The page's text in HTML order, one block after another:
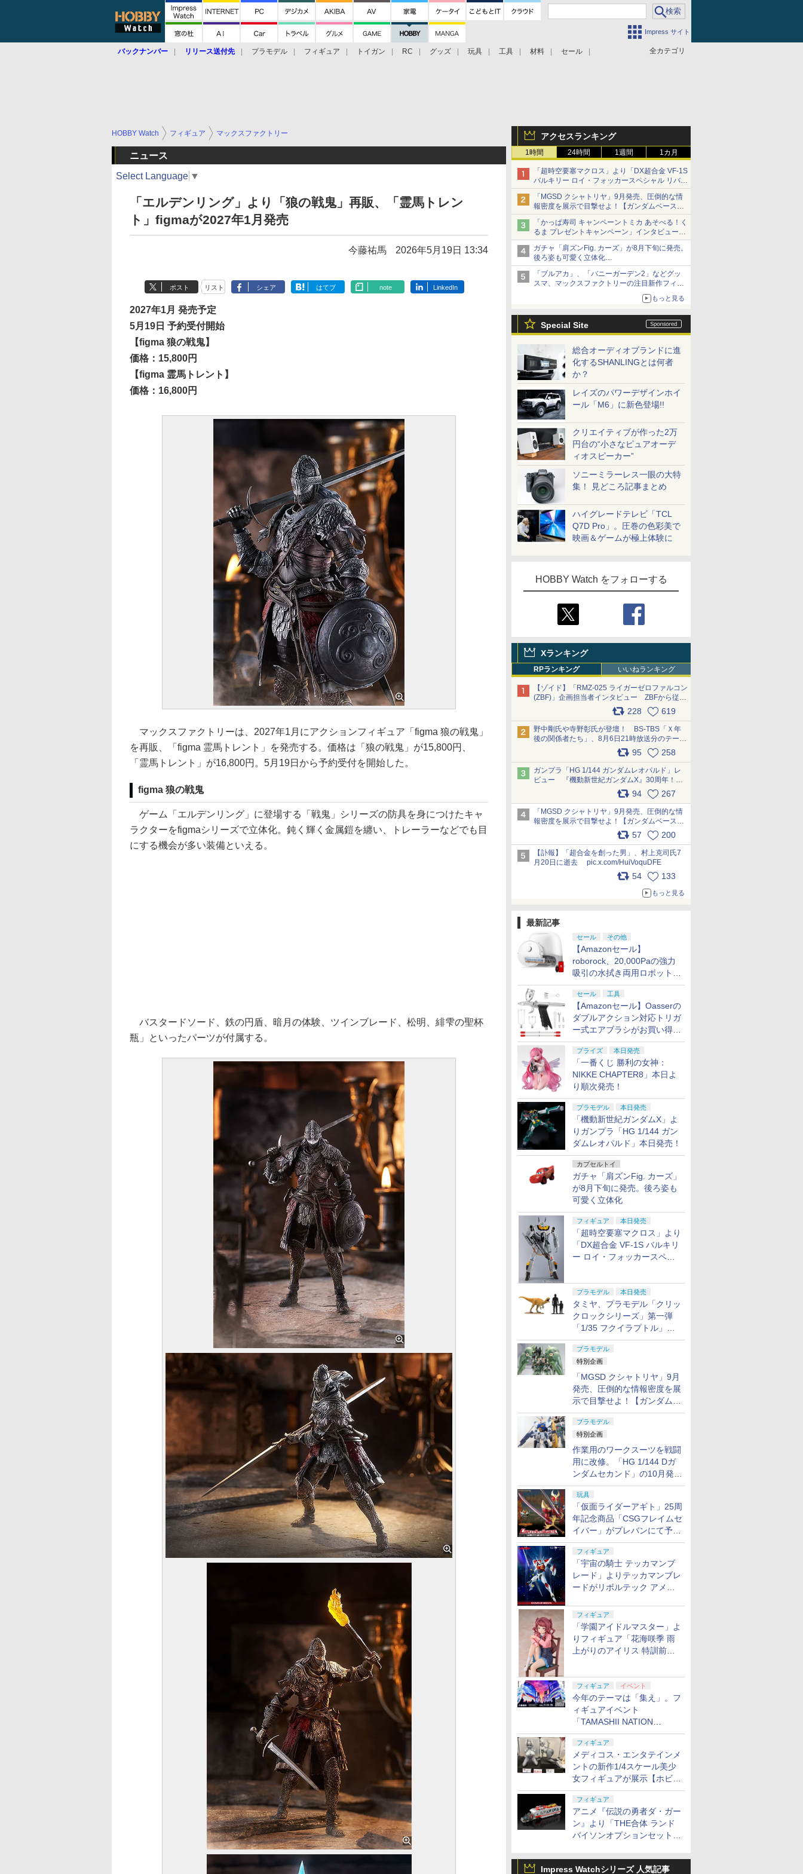
Impress サイト
全カテゴリ
バックナンバー リリース送付先 プラモデル フィギュア トイガン RC グッズ 玩具 工具 材料 セール
アクセスランキング
1時間 24時間 1週間 1カ月
「超時空要塞マクロス」より「DX超合金 VF-1S
バルキリー ロイ・フォッカースペシャル リバイ
バルVer.」本日発売！
「MGSD クシャトリヤ」9月発売、圧倒的な情
報密度を展示で目撃せよ！【ガンダムベース撮
り下ろし】
「かっぱ寿司 キャンペーントミカ あそべる！く
るま プレゼントキャンペーン」インタビュー
子どもが楽しめるかっぱ寿司ならではの体験と
コラボの楽しさを追求
ガチャ「肩ズンFig. カーズ」が8月下旬に発売。
後ろ姿も可愛く立体化
ライトニング・マックィーンやメーターなど4
種がラインナップ
「ブルアカ」、「バニーガーデン2」などグッ
スマ、マックスファクトリーの注目新作フィギ
ュアが展示【ホビーメーカー合同展示会】
もっと見る
Special Site
総合オーディオブランドに進
化するSHANLINGとは何者
か？
レイズのパワーデザインホイ
ール「M6」に新色登場!!
クリエイティブが作った2万
円台の“小さなピュアオーデ
ィオスピーカー”
ソニーミラーレス一眼の大特
集！ 見どころ記事まとめ
ハイグレードテレビ「TCL
Q7D Pro」。圧巻の色彩美で
映画＆ゲームが極上体験に
HOBBY Watch をフォローする
Xランキング
RPランキング いいねランキング
【ゾイド】「RMZ-025 ライガーゼロファルコン
(ZBF)」企画担当者インタビュー ZBFから従来
デザインまで再現可能なボリューム満点のキッ
ト pic.x.com/6zOqQAQKkX
228 619
野中剛氏や寺野彰氏が登壇！ BS-TBS「Ｘ年
後の関係者たち」、8月6日21時放送分のテーマ
は「超合金」！ pic.x.com/uWyt1uyuFm
95 258
ガンプラ「HG 1/144 ガンダムレオパルド」レ
ビュー 『機動新世紀ガンダムX』30周年！イ
ンナーアームガトリングの変形機構まで再現し
最新フォーマットでキット化！
pic.x.com/nszPIDTpbg
94 267
「MGSD クシャトリヤ」9月発売、圧倒的な情
報密度を展示で目撃せよ！【ガンダムベース撮
り下ろし】 pic.x.com/3rPjsfk7qZ
57 200
【訃報】「超合金を創った男」、村上克司氏7
月20日に逝去 pic.x.com/HuiVoquDFE
54 133
もっと見る
最新記事
セール その他
【Amazonセール】
roborock、20,000Paの強力
吸引の水拭き両用ロボット掃
除機「Qrevo Curv 2 Flow」
がお買い得！
セール 工具
【Amazonセール】Oasserの
ダブルアクション対応トリガ
ー式エアブラシがお買い得価
格で登場！
プライズ 本日発売
「一番くじ 勝利の女神：
NIKKE CHAPTER8」本日よ
り順次発売！
プラモデル 本日発売
「機動新世紀ガンダムX」よ
りガンプラ「HG 1/144 ガン
ダムレオパルド」本日発売！
カプセルトイ
ガチャ「肩ズンFig. カーズ」
が8月下旬に発売。後ろ姿も
可愛く立体化
フィギュア 本日発売
「超時空要塞マクロス」より
「DX超合金 VF-1S バルキリ
ー ロイ・フォッカースペシ
プラモデル 本日発売
タミヤ、プラモデル「クリッ
クロックシリーズ」第一弾
「1/35 フクイラプトル」本
日発売！
プラモデル
特別企画
「MGSD クシャトリヤ」9月
発売、圧倒的な情報密度を展
示で目撃せよ！【ガンダムベ
ース撮り下ろし】
プラモデル
特別企画
作業用のワークスーツを戦闘
用に改修。「HG 1/144 Dガ
ンダムセカンド」の10月発送
分が予約受付中【ガンダムベ
ース撮り下ろし】
玩具
「仮面ライダーアギト」25周
年記念商品「CSGフレイムセ
イバー」がプレバンにて予約
開始
フィギュア
「宇宙の騎士 テッカマンブ
レード」よりテッカマンブレ
ードがリボルテック アメイ
定
フィギュア
「学園アイドルマスター」よ
りフィギュア「花海咲季 雨
上がりのアイリス 特訓前
フィギュア イベント
今年のテーマは「集え」。フ
ィギュアイベント
「TAMASHII NATION
2026」が11月13日より開催
決定
フィギュア
メディコス・エンタテインメ
ントの新作1/4スケール美少
女フィギュアが展示【ホビー
メーカー合同展示会】
フィギュア
アニメ『伝説の勇者ダ・ガー
ン』より「THE合体 ランド
バイソンオプションセット」
Impress Watchシリーズ 人気記事
HOBBY Watch フィギュア マックスファクトリー
ニュース
Select Language ▼
「エルデンリング」より「狼の戦鬼」再販、「霊馬トレン
ト」figmaが2027年1月発売
今藤祐馬 2026年5月19日 13:34
ポスト リスト シェア はてブ note LinkedIn
2027年1月 発売予定
5月19日 予約受付開始
【figma 狼の戦鬼】
価格：15,800円
【figma 霊馬トレント】
価格：16,800円
マックスファクトリーは、2027年1月にアクションフィギュア「figma 狼の戦鬼」
を再販、「figma 霊馬トレント」を発売する。価格は「狼の戦鬼」が15,800円、
「霊馬トレント」が16,800円。5月19日から予約受付を開始した。
figma 狼の戦鬼
ゲーム「エルデンリング」に登場する「戦鬼」シリーズの防具を身につけたキャ
ラクターをfigmaシリーズで立体化。鈍く輝く金属鎧を纏い、トレーラーなどでも目
にする機会が多い装備といえる。
バスタードソード、鉄の円盾、暗月の体験、ツインブレード、松明、緋雫の聖杯
瓶」といったパーツが付属する。